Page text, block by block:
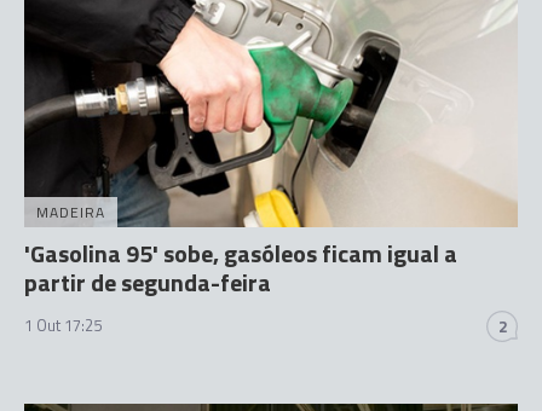
MADEIRA
'Gasolina 95' sobe, gasóleos ficam igual a
partir de segunda-feira
1 Out 17:25 2